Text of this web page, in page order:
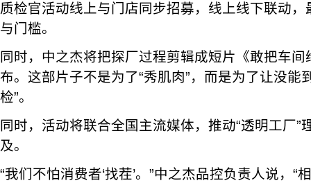
质检官活动线上与门店同步招募，线上线下联动
与门槛。
同时，中之杰将把探厂过程剪辑成短片《敢把车
布。这部片子不是为了“秀肌肉”，而是为了让没能
检”。
同时，活动将联合全国主流媒体，推动“透明工厂”
及。
“我们不怕消费者‘找茬’。”中之杰品控负责人说，“